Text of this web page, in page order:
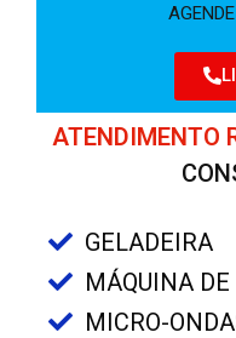
ATENDIMENTO
GELADEIRA
MÁQUINA DE
MICRO-